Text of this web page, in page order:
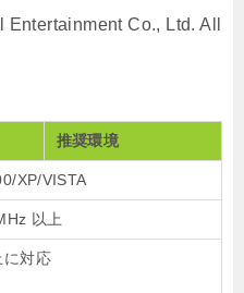
Entertainment Co., Ltd. All
推奨環境
XP/VISTA
以上
対応